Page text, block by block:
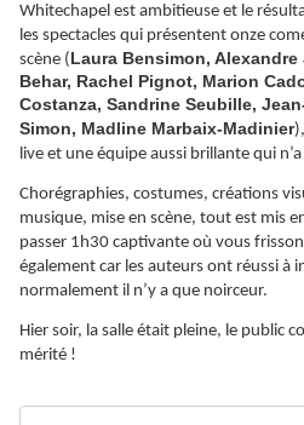
Whitechapel est ambitieuse et le
les spectacles qui présentent onze
scène (Laura Bensimon,
Behar, Rachel Pignot, Marion
Costanza, Sandrine Seubille,
Simon, Madline Marbaix-Madinier
live et une équipe aussi brillante qui
Chorégraphies, costumes, créations
musique, mise en scène, tout est mis
passer 1h30 captivante où vous
également car les auteurs ont réussi à
normalement il n’y a que noirceur.
Hier soir, la salle était pleine, le public
mérité !